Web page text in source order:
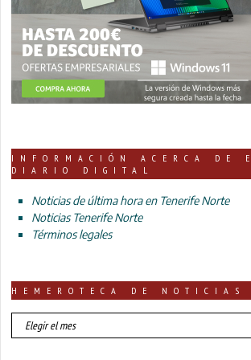
INFORMACIÓN ACERCA DE
DIARIO DIGITAL
Noticias de última hora en Tenerife Norte
Noticias Tenerife Norte
Términos legales
HEMEROTECA DE NOTICIAS
HEMEROTECA
DE